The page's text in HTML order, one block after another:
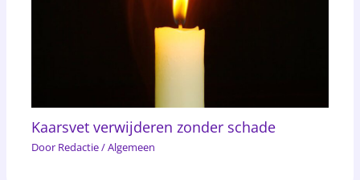
Kaarsvet verwijderen zonder schade
Door Redactie/Algemeen